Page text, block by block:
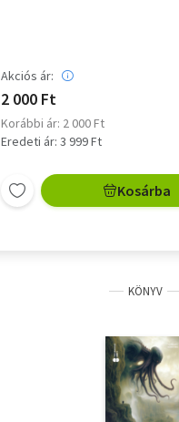
Akciós ár:
2 000 Ft
Korábbi ár: 2 000 Ft
Eredeti ár: 3 999 Ft
Kosárba
KÖNYV